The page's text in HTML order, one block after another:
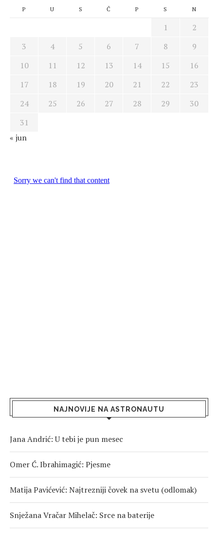
P U S Č P S N
1
2
3
4 5 6 7 8
9
10
11 12 13 14 15
16
17
18 19 20 21 22
23
24
25 26 27 28 29
30
31
« jun
NAJNOVIJE NA ASTRONAUTU
Jana Andrić: U tebi je pun mesec
Omer Ć. Ibrahimagić: Pjesme
Matija Pavićević: Najtrezniji čovek na svetu (odlomak)
Snježana Vračar Mihelač: Srce na baterije